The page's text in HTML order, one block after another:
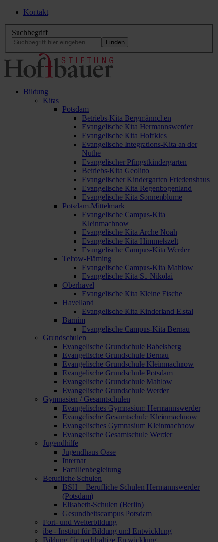
Kontakt
Suchbegriff
Bildung
Kitas
Potsdam
Betriebs-Kita Bergmännchen
Evangelische Kita Hermannswerder
Evangelische Kita Hoffkids
Evangelische Integrations-Kita an der
Nuthe
Evangelischer Pfingstkindergarten
Betriebs-Kita Geolino
Evangelischer Kindergarten Friedenshaus
Evangelische Kita Regenbogenland
Evangelische Kita Sonnenblume
Potsdam-Mittelmark
Evangelische Campus-Kita
Kleinmachnow
Evangelische Kita Arche Noah
Evangelische Kita Himmelszelt
Evangelische Campus-Kita Werder
Teltow-Fläming
Evangelische Campus-Kita Mahlow
Evangelische Kita St. Nikolai
Oberhavel
Evangelische Kita Kleine Fische
Havelland
Evangelische Kita Kinderland Elstal
Barnim
Evangelische Campus-Kita Bernau
Grundschulen
Evangelische Grundschule Babelsberg
Evangelische Grundschule Bernau
Evangelische Grundschule Kleinmachnow
Evangelische Grundschule Potsdam
Evangelische Grundschule Mahlow
Evangelische Grundschule Werder
Gymnasien / Gesamtschulen
Evangelisches Gymnasium Hermannswerder
Evangelische Gesamtschule Kleinmachnow
Evangelisches Gymnasium Kleinmachnow
Evangelische Gesamtschule Werder
Jugendhilfe
Jugendhaus Oase
Internat
Familienbegleitung
Berufliche Schulen
BSH – Berufliche Schulen Hermannswerder
(Potsdam)
Elisabeth-Schulen (Berlin)
Gesundheitscampus Potsdam
Fort- und Weiterbildung
ibe - Institut für Bildung und Entwicklung
Bildung für nachhaltige Entwicklung